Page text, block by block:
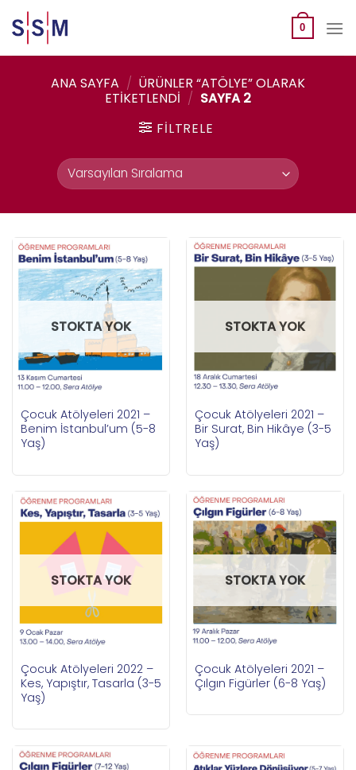
to
content
0
ANA SAYFA / ÜRÜNLER “ATÖLYE” OLARAK
ETIKETLENDI / SAYFA 2
FILTRELE
STOKTA YOK
Çocuk Atölyeleri 2021 –
Benim İstanbul’um (5-8
Yaş)
STOKTA YOK
Çocuk Atölyeleri 2021 –
Bir Surat, Bin Hikâye (3-5
Yaş)
STOKTA YOK
Çocuk Atölyeleri 2022 –
Kes, Yapıştır, Tasarla (3-5
Yaş)
STOKTA YOK
Çocuk Atölyeleri 2021 –
Çılgın Figürler (6-8 Yaş)